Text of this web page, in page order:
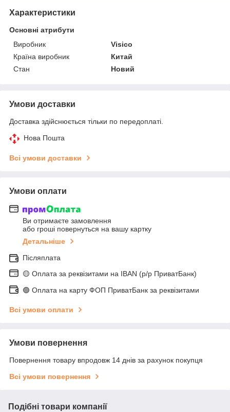
Характеристики
Основні атрибути
Виробник
Visico
Країна виробник
Китай
Стан
Новий
Умови доставки
Доставка здійснюється тільки по передоплаті.
Нова Пошта
Всі умови доставки
Умови оплати
Ви отримаєте замовлення
або гроші повернуться на вашу картку
Детальніше
Післяплата
🟡 Оплата за реквізитами на IBAN (р/р ПриватБанк)
🟢 Оплата на карту ФОП ПриватБанк за реквізитами
Всі умови оплати
Умови повернення
Повернення товару впродовж 14 днів за рахунок покупця
Всі умови повернення
Подібні товари компанії